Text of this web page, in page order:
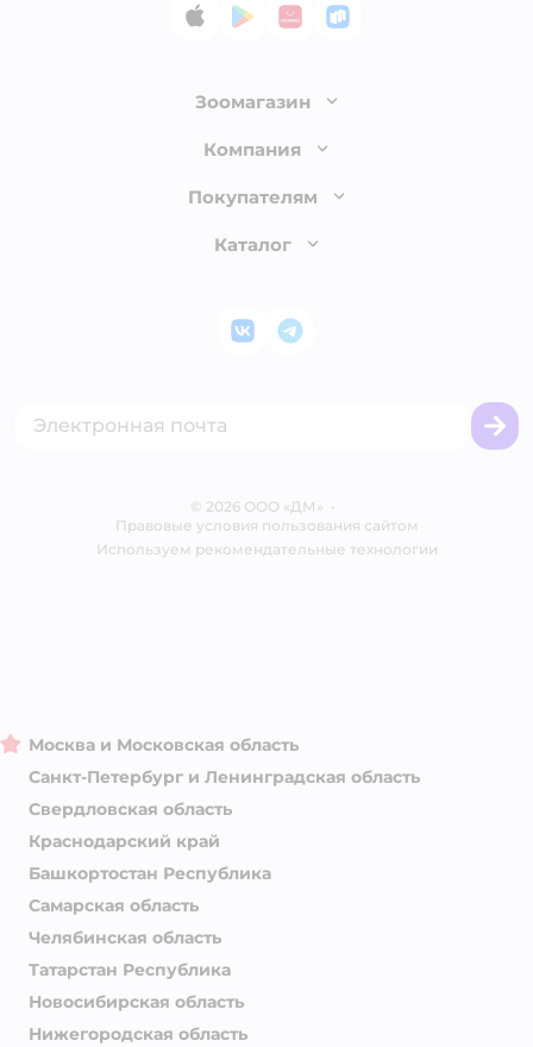
App StoreGoogle Play
AppGallery
RuStore
Зоомагазин
Лицензия
Доставка и оплата
Обмен и возврат товара
Политика использования файлов cookie
Компания
О компании
Закупки
Покупателям
Бонусные карты
Оплата Мокка
Блог
Каталог
Корм для кошек
Корм для собак
© 2026 ООО «ДМ» •
Правовые условия пользования сайтом
Используем рекомендательные технологии
ВКонтакте
Telegram
Москва и Московская область
Санкт-Петербург и Ленинградская область
Свердловская область
Краснодарский край
Башкортостан Республика
Самарская область
Челябинская область
Татарстан Республика
Новосибирская область
Нижегородская область